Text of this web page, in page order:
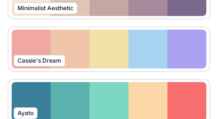
Minimalist Aesthetic
Cassie's Dream
Ayato